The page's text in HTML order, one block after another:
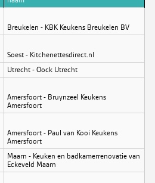
Breukelen - KBK Keukens Breukelen BV
Soest - Kitchenettesdirect.nl
Utrecht - Oock Utrecht
Amersfoort - Bruynzeel Keukens
Amersfoort
Amersfoort - Paul van Kooi Keukens
Amersfoort
Maarn - Keuken en badkamerrenovatie van
Eckeveld Maarn